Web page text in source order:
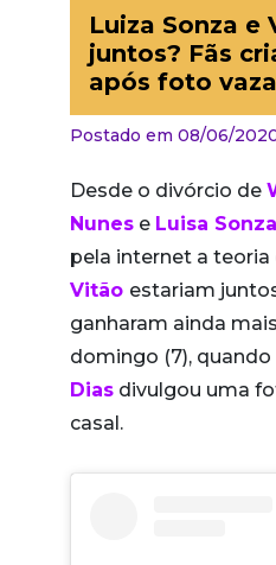
Luiza Sonza e
juntos? Fãs
após foto
Postado em 08/06/
Desde o divórcio de
Nunes e Luisa Sonza
pela internet a teoria
Vitão estariam
ganharam ainda
domingo (7),
Dias divulgou uma
casal.